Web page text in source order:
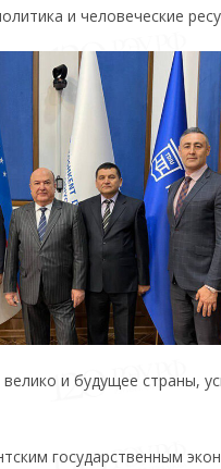
и человеческие
и будущее страны,
государственным